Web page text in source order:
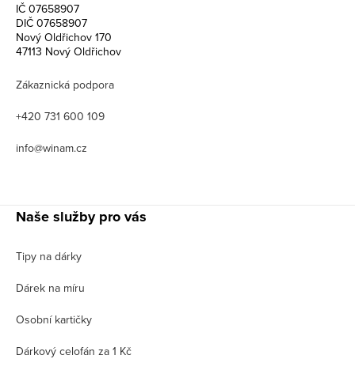
IČ 07658907
DIČ 07658907
Nový Oldřichov 170
47113 Nový Oldřichov
Zákaznická podpora
+420 731 600 109
info@winam.cz
Naše služby pro vás
Tipy na dárky
Dárek na míru
Osobní kartičky
Dárkový celofán za 1 Kč